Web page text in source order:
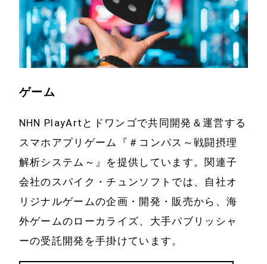
ゲーム
NHN PlayArtとドワンゴで共同開発＆運営する
スマホアプリゲーム『＃コンパス～戦闘摂理
解析システム～』を提供しています。関連子
会社のスパイク・チュンソフトでは、自社オ
リジナルゲームの企画・開発・販売から、海
外ゲームのローカライズ、大手パブリッシャ
ーの受託開発を手掛けています。